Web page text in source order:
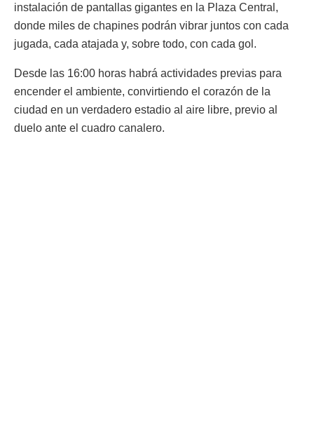
instalación de pantallas gigantes en la Plaza Central,
donde miles de chapines podrán vibrar juntos con cada
jugada, cada atajada y, sobre todo, con cada gol.
Desde las 16:00 horas habrá actividades previas para
encender el ambiente, convirtiendo el corazón de la
ciudad en un verdadero estadio al aire libre, previo al
duelo ante el cuadro canalero.